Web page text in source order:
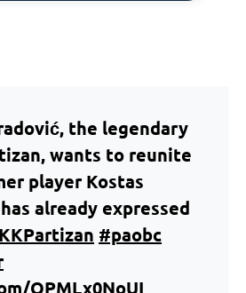
the legendary
wants to reunite
player Kostas
already expressed
#paobc
QPMLx0NoUI